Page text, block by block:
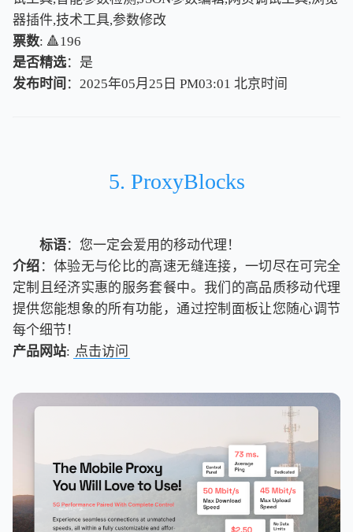
器插件,技术工具,参数修改
票数: 🔺196
是否精选：是
发布时间 ：2025年05月25日 PM03:01 北京时间
北京时间
5. ProxyBlocks
标语：您一定会爱用的移动代理！
介绍 ：体验无与伦比的高速无缝连接，一切尽在可完全
定制且经济实惠的服务套餐中。我们的高品质移动代理
提供您能想象的所有功能，通过控制面板让您随心调节
每个细节！
产品网站: 点击访问